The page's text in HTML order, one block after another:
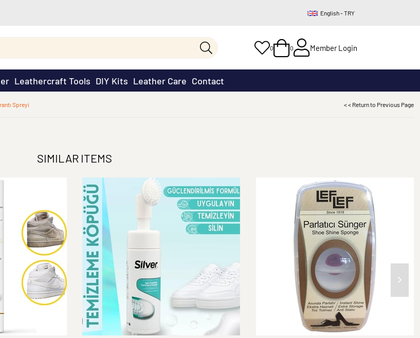
English - TRY
0 0 Member Login
Leathercraft Tools DIY Kits Leather Care Contact
Spreyi < < Return to Previous Page
SIMILAR ITEMS